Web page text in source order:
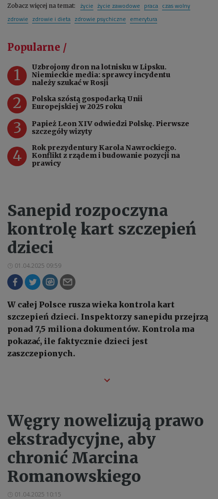
Zobacz więcej na temat: życie życie zawodowe praca czas wolny
zdrowie zdrowie i dieta zdrowie psychiczne emerytura
Popularne /
1
Uzbrojony dron na lotnisku w Lipsku.
Niemieckie media: sprawcy incydentu
należy szukać w Rosji
2
Polska szóstą gospodarką Unii
Europejskiej w 2025 roku
3
Papież Leon XIV odwiedzi Polskę. Pierwsze
szczegóły wizyty
4
Rok prezydentury Karola Nawrockiego.
Konflikt z rządem i budowanie pozycji na
prawicy
Sanepid rozpoczyna
kontrolę kart szczepień
dzieci
01.04.2025 09:59
W całej Polsce rusza wieka kontrola kart
szczepień dzieci. Inspektorzy sanepidu przejrzą
ponad 7,5 miliona dokumentów. Kontrola ma
pokazać, ile faktycznie dzieci jest
zaszczepionych.
Węgry nowelizują prawo
ekstradycyjne, aby
chronić Marcina
Romanowskiego
01.04.2025 10:15